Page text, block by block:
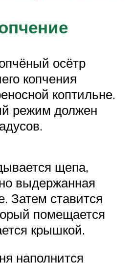
осётр
копчения
коптильне.
режим должен
щепа,
выдержанная
Затем ставится
помещается
крышкой.
наполнится